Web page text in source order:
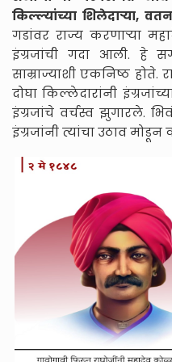
किल्ल्यांच्या शिलेदाऱ्या,
गडांवर राज्य करणाऱ्या
इंग्रजांची गदा आली. हे
साम्राज्याशी एकनिष्ठ होते.
दोघा किल्लेदारांनी
इंग्रजांचे वर्चस्व झुगारले.
इंग्रजांनी त्यांचा उठाव मोडून